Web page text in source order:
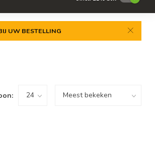
UW BESTELLING